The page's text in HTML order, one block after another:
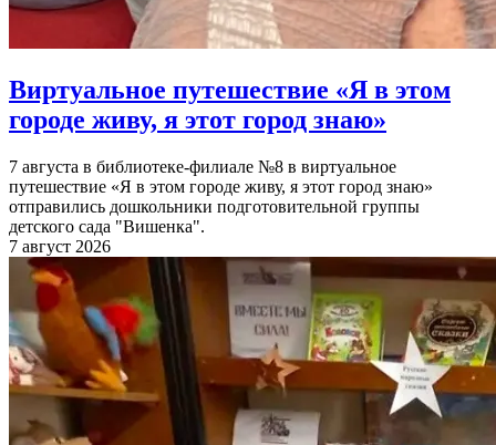
Виртуальное путешествие «Я в этом
городе живу, я этот город знаю»
7 августа в библиотеке-филиале №8 в виртуальное
путешествие «Я в этом городе живу, я этот город знаю»
отправились дошкольники подготовительной группы
детского сада "Вишенка".
7 август 2026